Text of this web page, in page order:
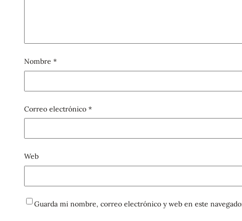
Nombre *
Correo electrónico *
Web
Guarda mi nombre, correo electrónico y web en este